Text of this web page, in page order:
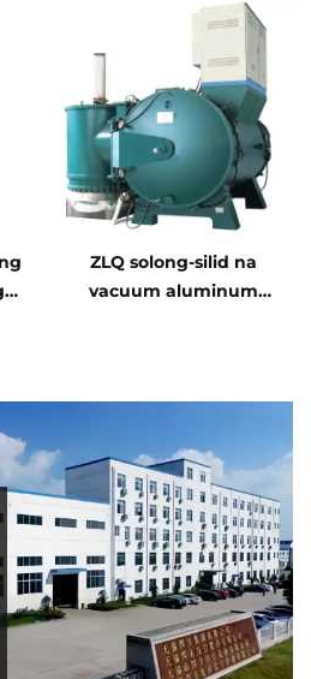
ZLQ solong-silid na
vacuum aluminum